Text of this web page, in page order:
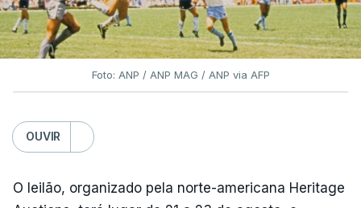
Foto: ANP / ANP MAG / ANP via AFP
OUVIR
O leilão, organizado pela norte-americana Heritage